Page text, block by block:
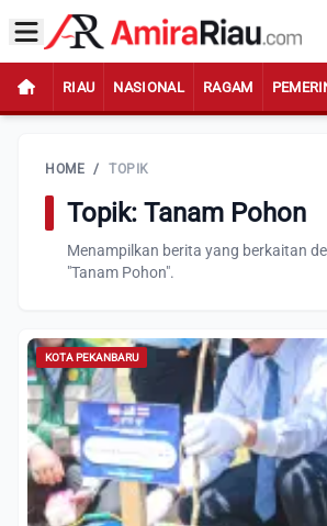
RIAU NASIONAL RAGAM
HOME / TOPIK
Topik: Tanam Pohon
Menampilkan berita yang berkaitan
"Tanam Pohon".
KOTA PEKANBARU